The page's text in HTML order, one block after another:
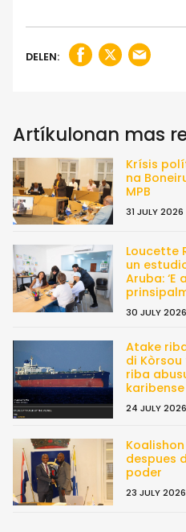
DELEN:
Artíkulonan mas
Krísis
na
MPB
31 JULY 2026
Loucette
un
Aruba:
30 JULY 2026
Atake
di
riba
karibense
24 JULY 2026
despues
poder
23 JULY 2026